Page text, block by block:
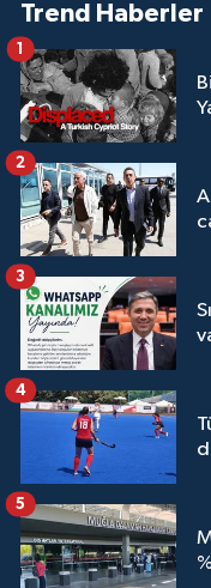
Trend Haberler
1
2
3
4
5